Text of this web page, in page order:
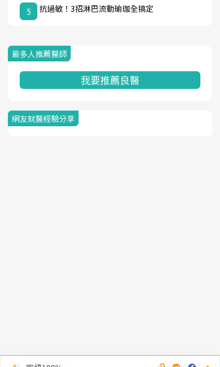
5 抗過敏！3招淋巴流動瑜珈全搞定
最多人推薦醫師
我要推薦良醫
網友就醫經驗分享